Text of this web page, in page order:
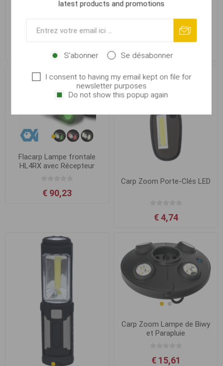
Rechargeable
€ 61,39
Flacarp Lampe frontale
HL4RX avec Récepteur
€ 90,23
Carp Zoom Porte-Clés LED
€ 4,74
Carp Zoom Lampe de Biwy
et Parapluie
€ 15,61
latest products and promotions
S'abonner Se désabonner
I consent to having my email kept on file for
newsletter purposes
Do not show this popup again